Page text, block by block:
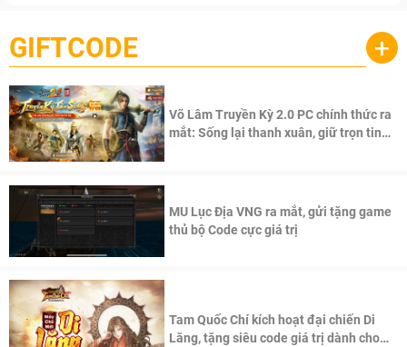
GIFTCODE +
Võ Lâm Truyền Kỳ 2.0 PC chính thức ra
mắt: Sống lại thanh xuân, giữ trọn tinh
MU Lục Địa VNG ra mắt, gửi tặng game
thủ bộ Code cực giá trị
Tam Quốc Chí kích hoạt đại chiến Di
Lăng, tặng siêu code giá trị dành cho